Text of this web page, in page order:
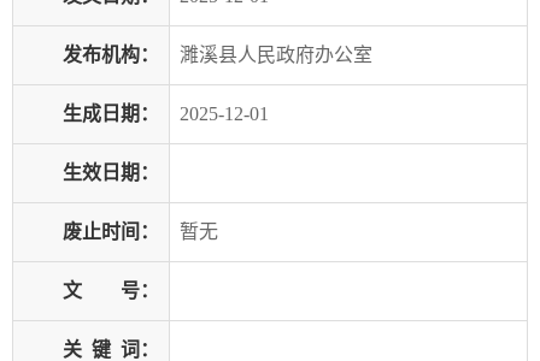
发布机构： 濉溪县人民政府办公室
生成日期： 2025-12-01
生效日期：
废止时间： 暂无
文 号：
关 键 词：